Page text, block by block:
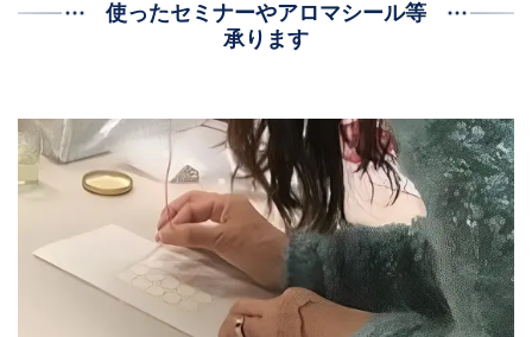
使ったセミナーやアロマシール等
承ります